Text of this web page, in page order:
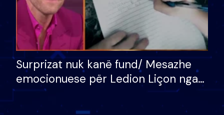
Surprizat nuk kanë fund/ Mesazhe
emocionuese për Ledion Liçon nga
nëna dhe fëmijët e tij, moderatori
nuk i mban dot lotët: Nuk meritoj…